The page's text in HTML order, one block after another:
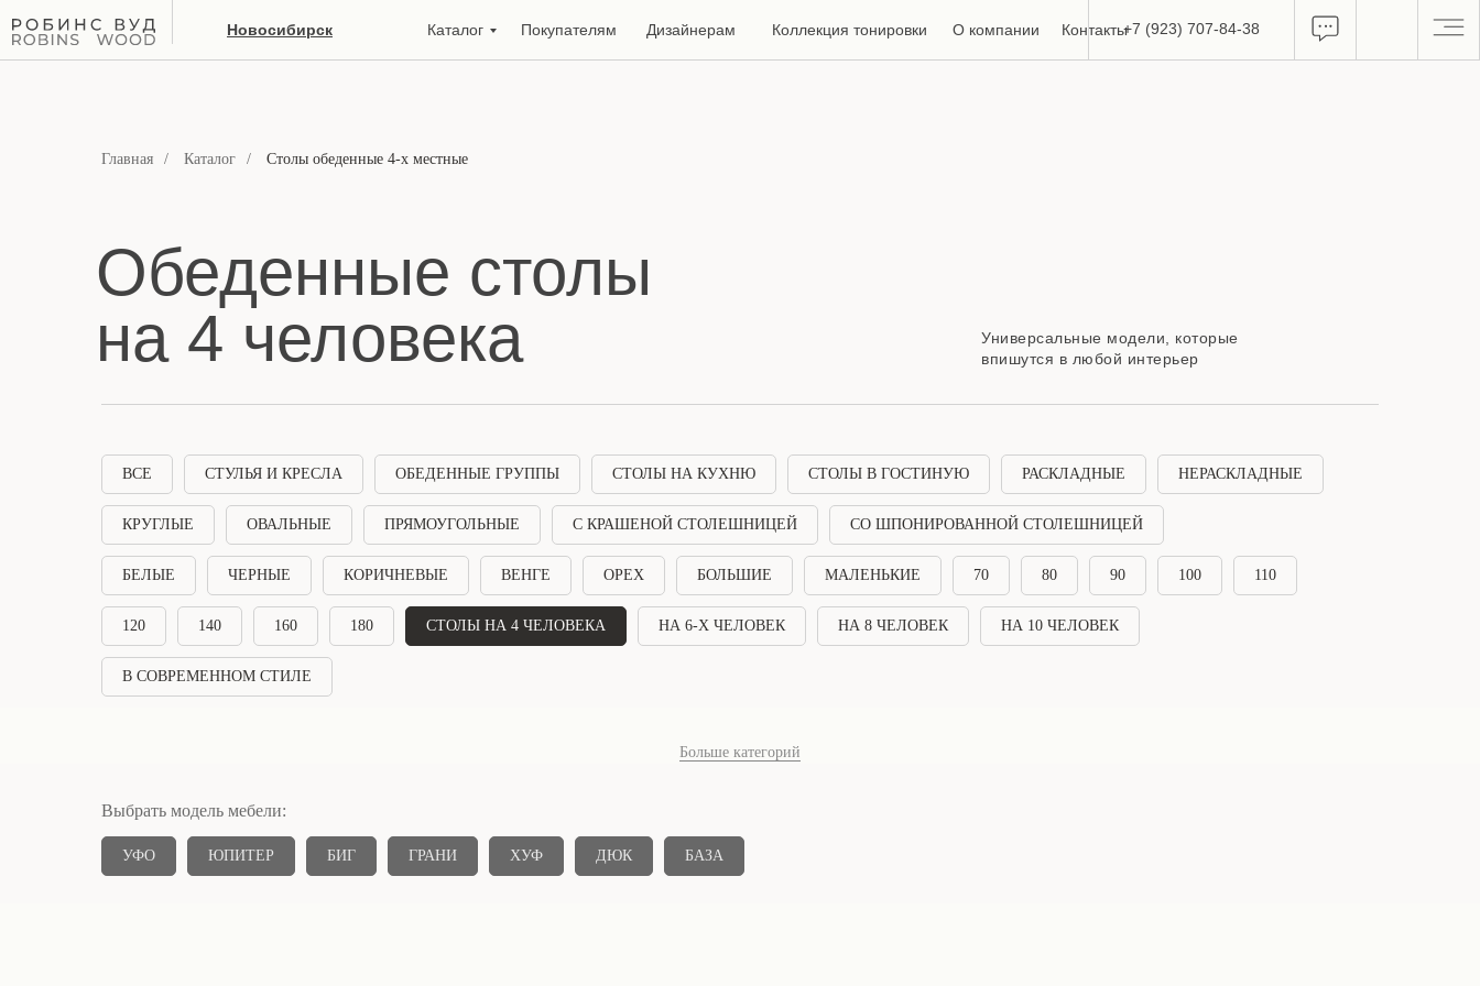
О компании Контакты
Коллекция тонировки
Дизайнерам
Покупателям
Каталог +7 (923) 707-84-38
Новосибирск
Главная / Каталог / Столы обеденные 4-х местные
Обеденные столы
на 4 человека
Универсальные модели, которые
впишутся в любой интерьер
ВСЕ СТУЛЬЯ И КРЕСЛА ОБЕДЕННЫЕ ГРУППЫ СТОЛЫ НА КУХНЮ СТОЛЫ В ГОСТИНУЮ РАСКЛАДНЫЕ НЕРАСКЛАДНЫЕ
КРУГЛЫЕ ОВАЛЬНЫЕ ПРЯМОУГОЛЬНЫЕ С КРАШЕНОЙ СТОЛЕШНИЦЕЙ СО ШПОНИРОВАННОЙ СТОЛЕШНИЦЕЙ
БЕЛЫЕ ЧЕРНЫЕ КОРИЧНЕВЫЕ ВЕНГЕ ОРЕХ БОЛЬШИЕ МАЛЕНЬКИЕ 70 80 90 100 110
120 140 160 180 СТОЛЫ НА 4 ЧЕЛОВЕКА НА 6-Х ЧЕЛОВЕК НА 8 ЧЕЛОВЕК НА 10 ЧЕЛОВЕК
В СОВРЕМЕННОМ СТИЛЕ
Больше категорий
Выбрать модель мебели:
УФО ЮПИТЕР БИГ ГРАНИ ХУФ ДЮК БАЗА